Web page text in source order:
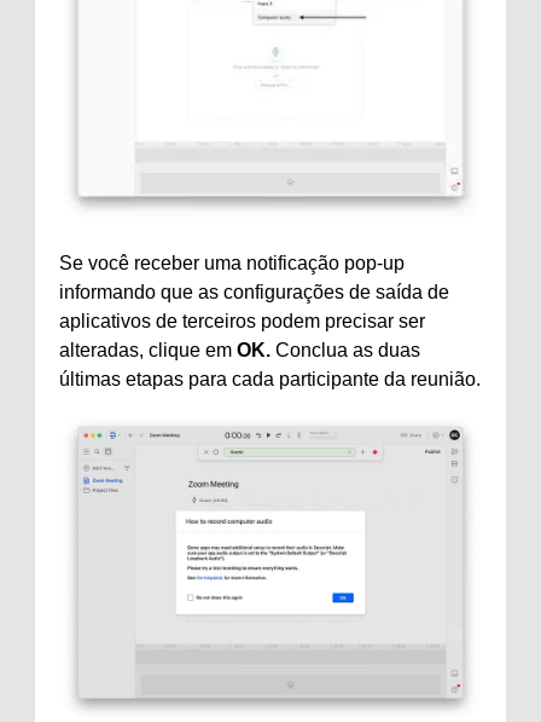
Se você receber uma notificação pop-up
informando que as configurações de saída de
aplicativos de terceiros podem precisar ser
alteradas, clique em OK. Conclua as duas
últimas etapas para cada participante da reunião.